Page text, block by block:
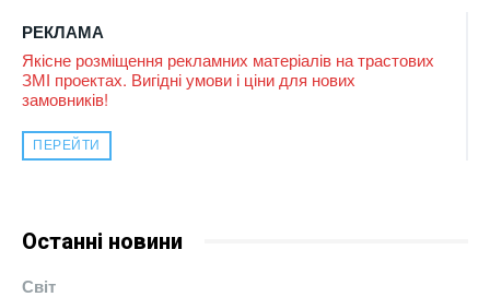
РЕКЛАМА
Якісне розміщення рекламних матеріалів на трастових
ЗМІ проектах. Вигідні умови і ціни для нових
замовників!
ПЕРЕЙТИ
Останні новини
Світ